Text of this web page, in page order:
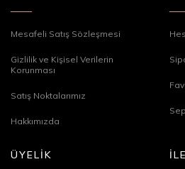
Mesafeli Satış Sözleşmesi
Gizlilik ve Kişisel Verilerin
Korunması
Satış Noktalarımız
Hakkımızda
ÜYELİK